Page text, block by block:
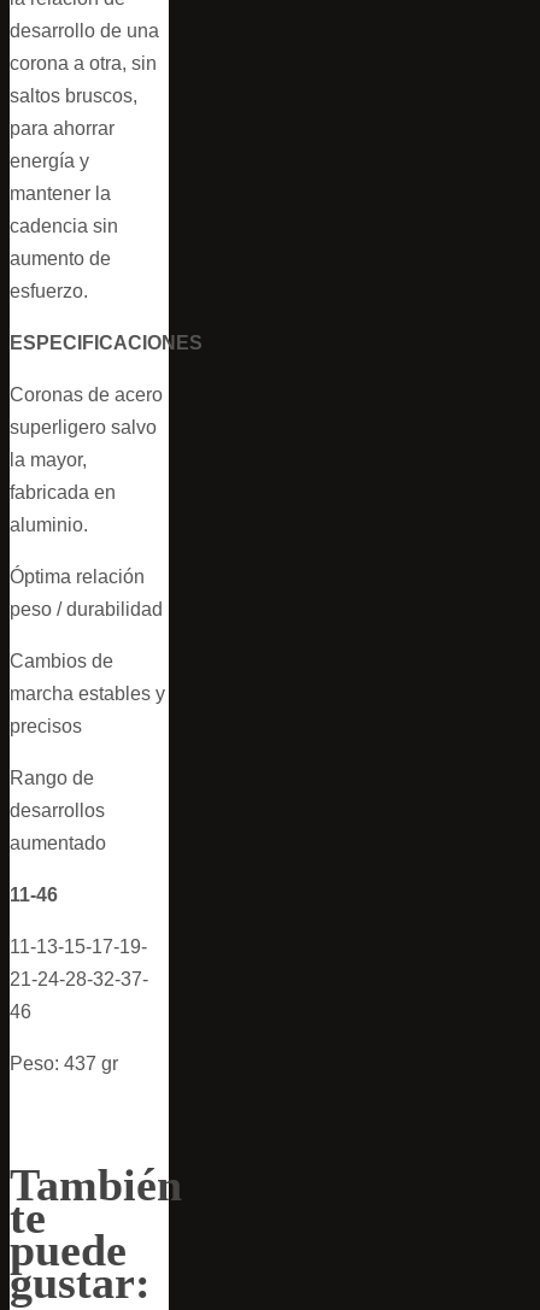
desarrollo de una
corona a otra, sin
saltos bruscos,
para ahorrar
energía y
mantener la
cadencia sin
aumento de
esfuerzo.
ESPECIFICACIONES
Coronas de acero
superligero salvo
la mayor,
fabricada en
aluminio.
Óptima relación
peso / durabilidad
Cambios de
marcha estables y
precisos
Rango de
desarrollos
aumentado
11-46
11-13-15-17-19-
21-24-28-32-37-
46
Peso: 437 gr
También
te
puede
gustar: